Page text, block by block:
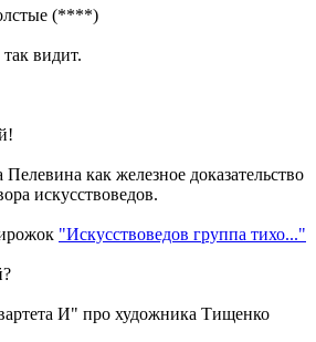
(****)
видит.
как железное доказательство
искусствоведов.
"Искусствоведов группа тихо..."
И" про художника Тищенко